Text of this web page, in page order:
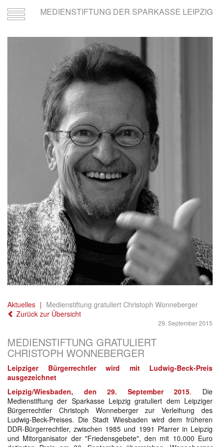
Toggle
navigation
MEDIENSTIFTUNG DER SPARKASSE LEIPZIG
Aktuelles
Medienstiftung gratuliert Christoph Wonneberger
Zurück zur Übersicht
29. September 2015
MEDIENSTIFTUNG GRATULIERT
CHRISTOPH WONNEBERGER
Leipziger Bürgerrechtler wird mit Ludwig-Beck-Preis
ausgezeichnet
Leipzig/Wiesbaden, den 29. September 2015. Die
Medienstiftung der Sparkasse Leipzig gratuliert dem Leipziger
Bürgerrechtler Christoph Wonneberger zur Verleihung des
Ludwig-Beck-Preises. Die Stadt Wiesbaden wird dem früheren
DDR-Bürgerrechtler, zwischen 1985 und 1991 Pfarrer in Leipzig
und Mitorganisator der "Friedensgebete", den mit 10.000 Euro